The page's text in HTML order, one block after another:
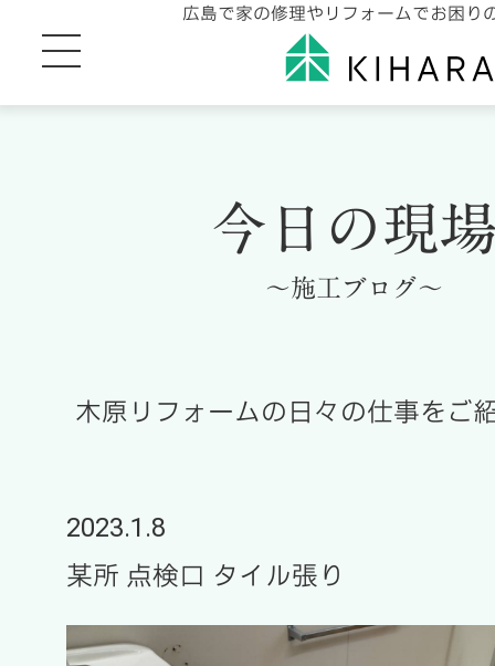
広島で家の修理やリフォームでお困り
今日の現
～施工ブログ～
木原リフォームの日々の仕事をご
2023.1.8
某所 点検口 タイル張り